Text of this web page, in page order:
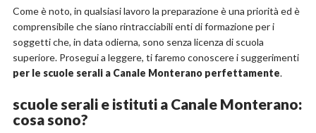
Come è noto, in qualsiasi lavoro la preparazione è una priorità ed è
comprensibile che siano rintracciabili enti di formazione per i
soggetti che, in data odierna, sono senza licenza di scuola
superiore. Prosegui a leggere, ti faremo conoscere i suggerimenti
per le scuole serali a Canale Monterano perfettamente.
scuole serali e istituti a Canale Monterano:
cosa sono?